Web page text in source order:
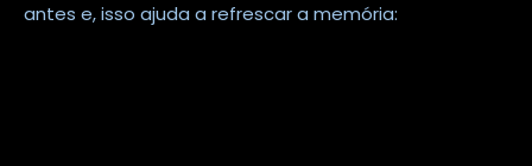
antes e, isso ajuda a refrescar a memória: